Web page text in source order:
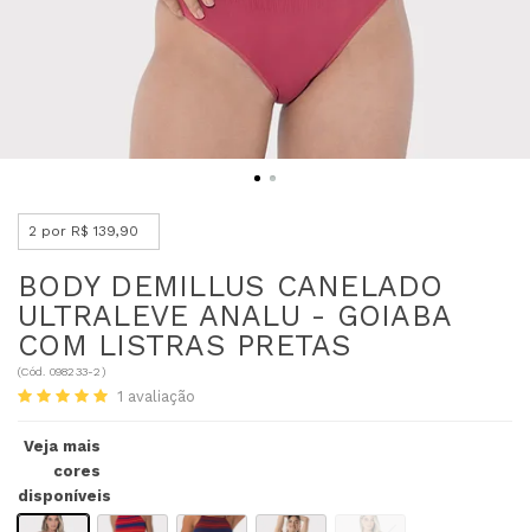
2 por R$ 139,90
BODY DEMILLUS CANELADO
ULTRALEVE ANALU - GOIABA
COM LISTRAS PRETAS
(Cód. 098233-2)
1 avaliação
Veja mais
cores
disponíveis